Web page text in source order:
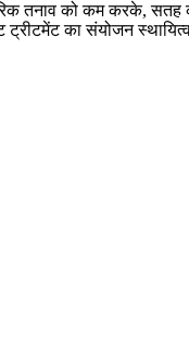
तनाव को कम करके,
का संयोजन